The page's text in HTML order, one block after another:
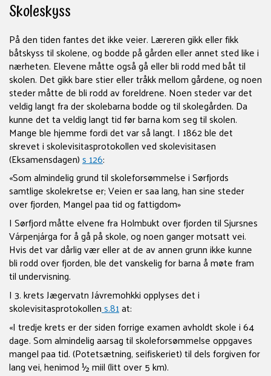
Skoleskyss
På den tiden fantes det ikke veier. Læreren gikk eller fikk
båtskyss til skolene, og bodde på gården eller annet sted like i
nærheten. Elevene måtte også gå eller bli rodd med båt til
skolen. Det gikk bare stier eller tråkk mellom gårdene, og noen
steder måtte de bli rodd av foreldrene. Noen steder var det
veldig langt fra der skolebarna bodde og til skolegården. Da
kunne det ta veldig langt tid før barna kom seg til skolen.
Mange ble hjemme fordi det var så langt. I 1862 ble det
skrevet i skolevisitasprotokollen ved skolevisitasen
(Eksamensdagen)s 126:
«Som almindelig grund til skoleforsømmelse i Sørfjords
samtlige skolekretse er; Veien er saa lang, han sine steder
over fjorden, Mangel paa tid og fattigdom»
I Sørfjord måtte elvene fra Holmbukt over fjorden til Sjursnes
Várpenjárga for å gå på skole, og noen ganger motsatt vei.
Hvis det var dårlig vær eller at de av annen grunn ikke kunne
bli rodd over fjorden, ble det vanskelig for barna å møte fram
til undervisning.
I 3. krets Jægervatn Jávremohkki opplyses det i
skolevisitasprotokollens.81at:
«I tredje krets er der siden forrige examen avholdt skole i 64
dage. Som almindelig aarsag til skoleforsømmelse oppgaves
mangel paa tid. (Potetsætning, seifiskeriet) til dels forgiven for
lang vei, henimod ½ miil (litt over 5 km).